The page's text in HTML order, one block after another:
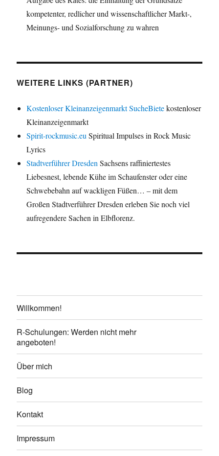
kompetenter, redlicher und wissenschaftlicher Markt-,
Meinungs- und Sozialforschung zu wahren
WEITERE LINKS (PARTNER)
Kostenloser Kleinanzeigenmarkt SucheBietekostenloser
Kleinanzeigenmarkt
Spirit-rockmusic.euSpiritual Impulses in Rock Music
Lyrics
Stadtverführer DresdenSachsens raffiniertestes
Liebesnest, lebende Kühe im Schaufenster oder eine
Schwebebahn auf wackligen Füßen… – mit dem
Großen Stadtverführer Dresden erleben Sie noch viel
aufregendere Sachen in Elbflorenz.
Willkommen!
R-Schulungen: Werden nicht mehr
angeboten!
Über mich
Blog
Kontakt
Impressum